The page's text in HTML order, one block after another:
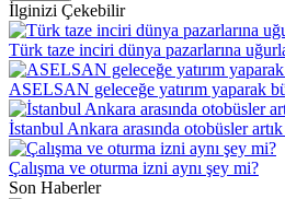
İlginizi Çekebilir
Türk taze inciri dünya pazarlarına
ASELSAN geleceğe yatırım yaparak
İstanbul Ankara arasında otobüsler
Çalışma ve oturma izni aynı şey mi?
Son Haberler